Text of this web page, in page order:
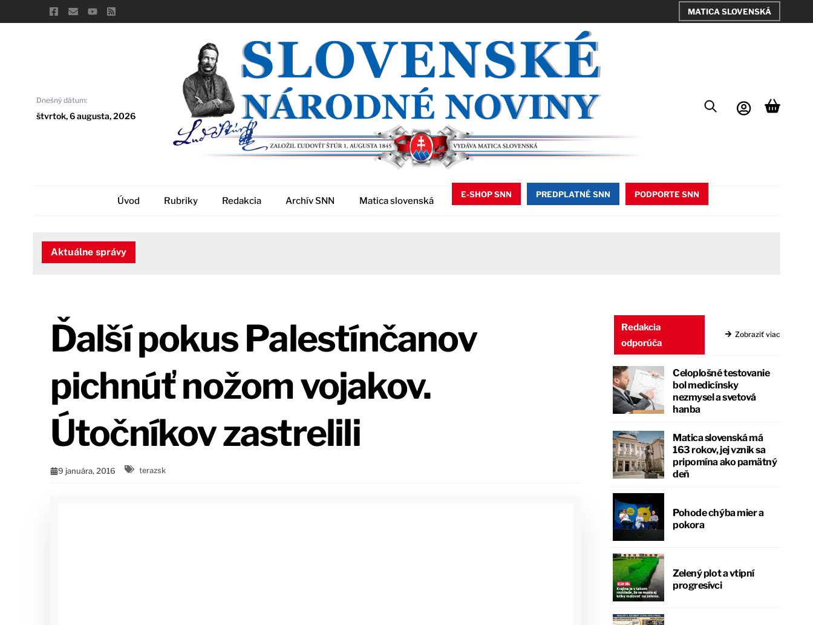
to
MATICA SLOVENSKÁ
Dnešný dátum:
štvrtok, 6 augusta, 2026
Úvod Rubriky Redakcia Archív SNN Matica slovenská
E-SHOP SNN PREDPLATNÉ SNN PODPORTE SNN
Aktuálne správy
Ďalší pokus Palestínčanov
pichnúť nožom vojakov.
Útočníkov zastrelili
9 januára, 2016 terazsk
Redakcia
odporúča
Zobraziť viac
Celoplošné testovanie
bol medicínsky
nezmysel a svetová
hanba
Matica slovenská má
163 rokov, jej vznik sa
pripomína ako pamätný
deň
Pohode chýba mier a
pokora
Zelený plot a vtipní
progresívci